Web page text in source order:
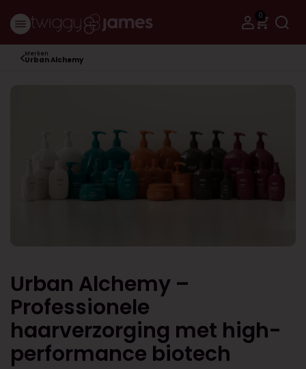
0
Merken
Urban Alchemy
Urban Alchemy –
Professionele
haarverzorging met high-
performance biotech